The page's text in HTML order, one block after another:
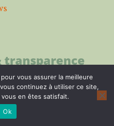
transparence
mentionnées sur
testées par notre
critères précis
vous assurer la meilleure
continuez à utiliser ce site,
en êtes satisfait.
Ok